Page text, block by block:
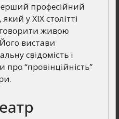
професійний
у ХІХ столітті
живою
вистави
свідомість і
“провінційність”